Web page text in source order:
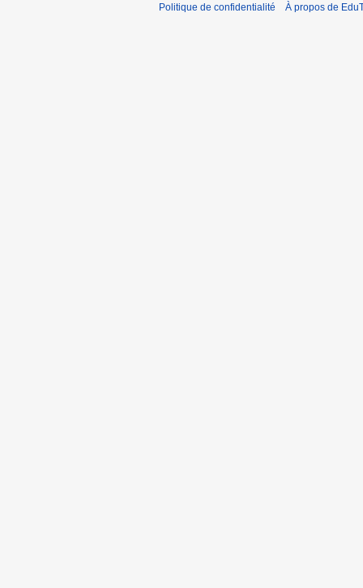
Politique de confidentialité À propos de